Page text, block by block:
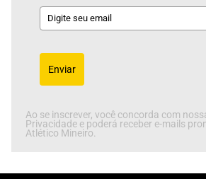
Enviar
Ao se inscrever, você concorda com
Privacidade e poderá receber e-mails
Atlético Mineiro.